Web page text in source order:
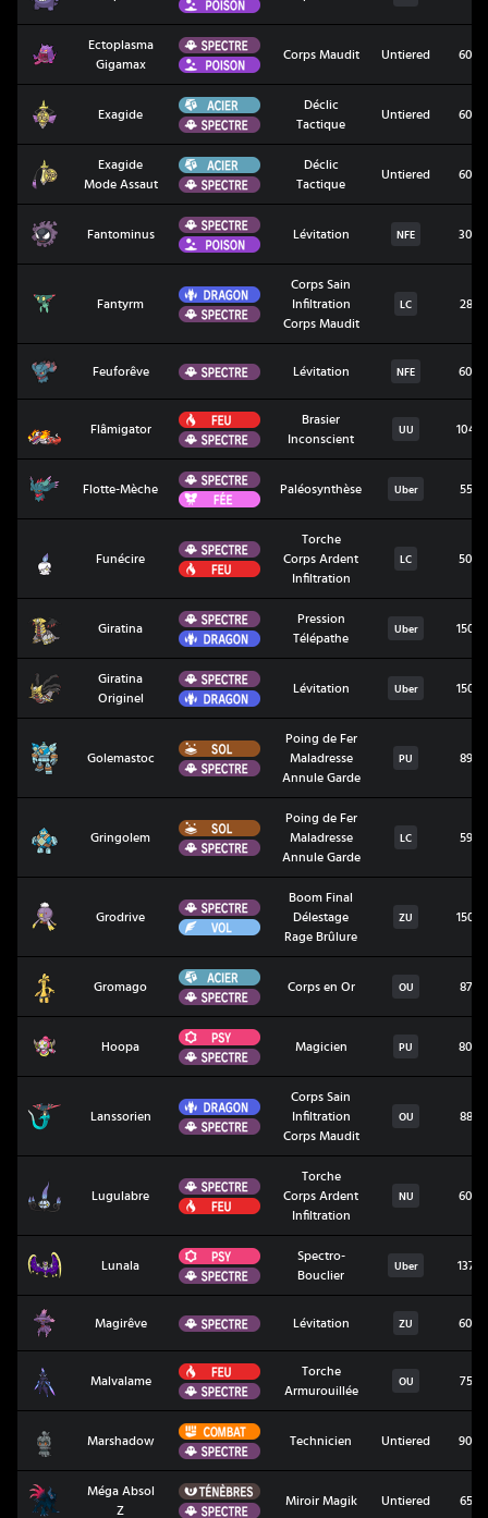
Poison
Ectoplasma Gigamax
Ectoplasma
Gigamax
Spectre
Poison
Corps Maudit Untiered 60
Exagide
Acier
Spectre
Déclic
Tactique
Untiered 60
Exagide Mode Assaut
Exagide
Mode Assaut
Acier
Spectre
Déclic
Tactique
Untiered 60
Fantominus
Spectre
Poison
Lévitation NFE 30
Fantyrm
Dragon
Spectre
Corps Sain
Infiltration
Corps Maudit
LC 28
Feuforêve SpectreLévitation NFE 60
Flâmigator
Feu
Spectre
Brasier
Inconscient
UU 104
Flotte-Mèche
Spectre
Fée
Paléosynthèse Uber 55
Funécire
Spectre
Feu
Torche
Corps Ardent
Infiltration
LC 50
Giratina
Spectre
Dragon
Pression
Télépathe
Uber 150
Giratina Originel
Giratina
Originel
Spectre
Dragon
Lévitation Uber 150
Golemastoc
Sol
Spectre
Poing de Fer
Maladresse
Annule Garde
PU 89
Gringolem
Sol
Spectre
Poing de Fer
Maladresse
Annule Garde
LC 59
Grodrive
Spectre
Vol
Boom Final
Délestage
Rage Brûlure
ZU 150
Gromago
Acier
Spectre
Corps en Or OU 87
Hoopa
Psy
Spectre
Magicien PU 80
Lanssorien
Dragon
Spectre
Corps Sain
Infiltration
Corps Maudit
OU 88
Lugulabre
Spectre
Feu
Torche
Corps Ardent
Infiltration
NU 60
Lunala
Psy
Spectre
Spectro-
Bouclier
Uber 137
Magirêve SpectreLévitation ZU 60
Malvalame
Feu
Spectre
Torche
Armurouillée
OU 75
Marshadow
Combat
Spectre
Technicien Untiered 90
Méga Absol Z
Méga Absol
Z
Ténèbres
Spectre
Miroir Magik Untiered 65